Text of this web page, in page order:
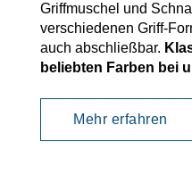
Griffmuschel und
verschiedenen Griff-
auch abschließbar.
beliebten Farben bei
Mehr erfahren